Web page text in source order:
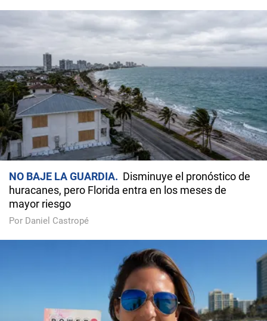
NO BAJE LA GUARDIA
Disminuye el pronóstico de
huracanes, pero Florida entra en los meses de
mayor riesgo
Por Daniel Castropé